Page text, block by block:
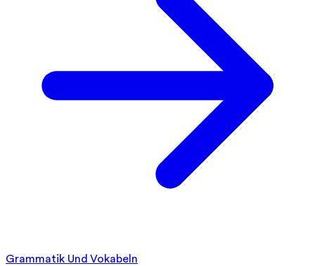
Grammatik Und Vokabeln